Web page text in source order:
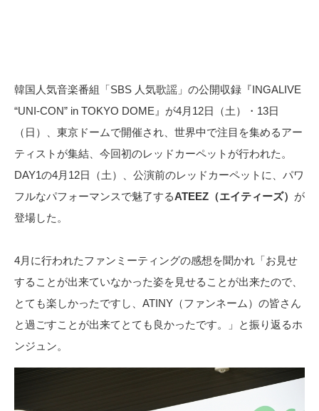
韓国人気音楽番組「SBS 人気歌謡」の公開収録『INGALIVE
“UNI-CON” in TOKYO DOME』が4月12日（土）・13日
（日）、東京ドームで開催され、世界中で注目を集めるアー
ティストが集結、今回初のレッドカーペットが行われた。
DAY1の4月12日（土）、公演前のレッドカーペットに、パワ
フルなパフォーマンスで魅了するATEEZ（エイティーズ） が
登場した。
4月に行われたファンミーティングの感想を聞かれ「お見せ
することが出来ていなかった姿を見せることが出来たので、
とても楽しかったですし、ATINY（ファンネーム）の皆さん
と過ごすことが出来てとても良かったです。」と振り返るホ
ンジュン。